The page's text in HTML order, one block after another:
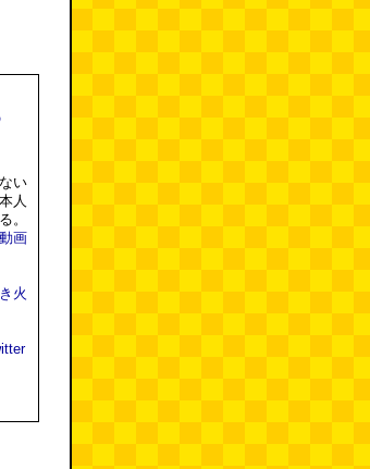
い
人
。
動画
火